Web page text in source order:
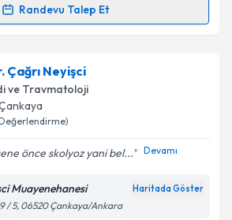
Randevu Talep Et
e-posta ile bilgilendireceğiz.
ve kişisel verilerimin belirtilen
işlenmesini kabul ediyorum.
Çağrı Neyişci
ve Travmatoloji
önce skolyoz yani bel... Devamı
Muayenehanesi Haritada Göster
/ 5, 06520 Çankaya/Ankara